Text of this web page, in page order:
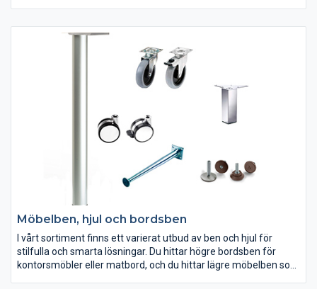
numera under produktgruppen "Dörr- och fönsterbeslag".
Möbelben, hjul och bordsben
I vårt sortiment finns ett varierat utbud av ben och hjul för
stilfulla och smarta lösningar. Du hittar högre bordsben för
kontorsmöbler eller matbord, och du hittar lägre möbelben som